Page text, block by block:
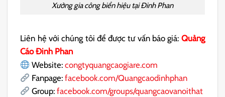
Xưởng gia công biển hiệu tại Đinh Phan
Liên hệ với chúng tôi để được tư vấn báo giá: Quảng
Cáo Đinh Phan
Website: congtyquangcaogiare.com
Fanpage: facebook.com/Quangcaodinhphan
Group: facebook.com/groups/quangcaovanoithat